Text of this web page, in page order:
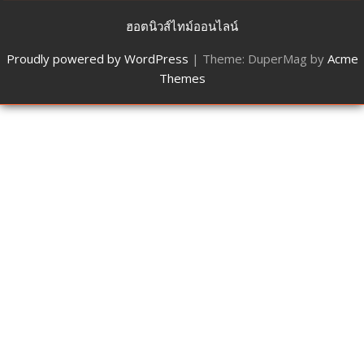
ฮอตนิวส์ไทม์ออนไลน์
Proudly powered by WordPress | Theme: DuperMag by Acme
Themes